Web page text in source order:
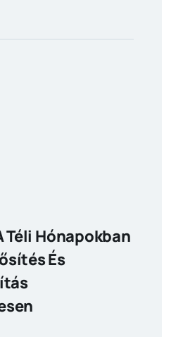
Hónapokban
És